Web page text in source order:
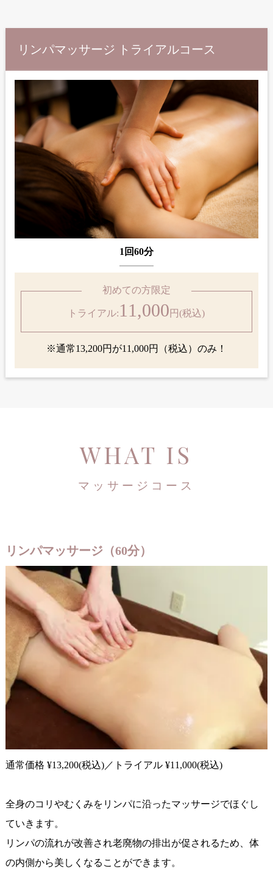
リンパマッサージ トライアルコース
1回60分
初めての方限定
トライアル:11,000 円(税込)
※通常13,200円が11,000円（税込）のみ！
WHAT IS
マッサージコース
リンパマッサージ（60分）
通常価格 ¥13,200(税込)／トライアル ¥11,000(税込)
全身のコリやむくみをリンパに沿ったマッサージでほぐし
ていきます。
リンパの流れが改善され老廃物の排出が促されるため、体
の内側から美しくなることができます。